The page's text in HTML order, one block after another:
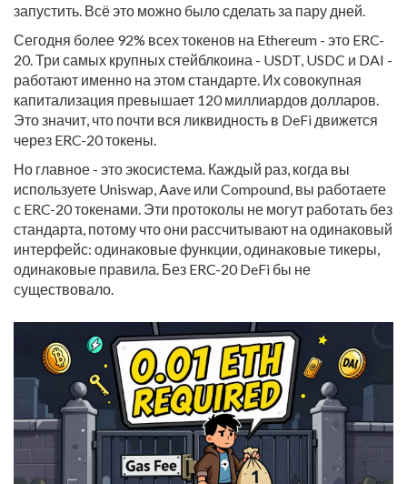
запустить. Всё это можно было сделать за пару дней.
Сегодня более 92% всех токенов на Ethereum - это ERC-
20. Три самых крупных стейблкоина - USDT, USDC и DAI -
работают именно на этом стандарте. Их совокупная
капитализация превышает 120 миллиардов долларов.
Это значит, что почти вся ликвидность в DeFi движется
через ERC-20 токены.
Но главное - это экосистема. Каждый раз, когда вы
используете Uniswap, Aave или Compound, вы работаете
с ERC-20 токенами. Эти протоколы не могут работать без
стандарта, потому что они рассчитывают на одинаковый
интерфейс: одинаковые функции, одинаковые тикеры,
одинаковые правила. Без ERC-20 DeFi бы не
существовало.